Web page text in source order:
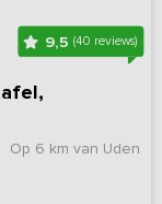
9,5 (40 reviews)
Op 6 km van Uden